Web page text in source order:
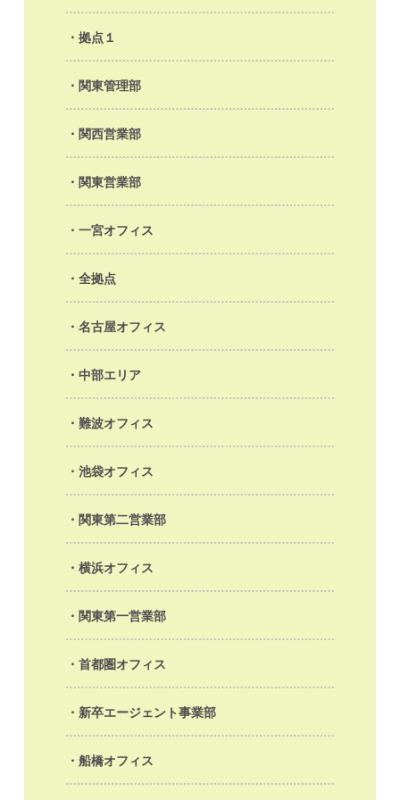
拠点１
関東管理部
関西営業部
関東営業部
一宮オフィス
全拠点
名古屋オフィス
中部エリア
難波オフィス
池袋オフィス
関東第二営業部
横浜オフィス
関東第一営業部
首都圏オフィス
新卒エージェント事業部
船橋オフィス